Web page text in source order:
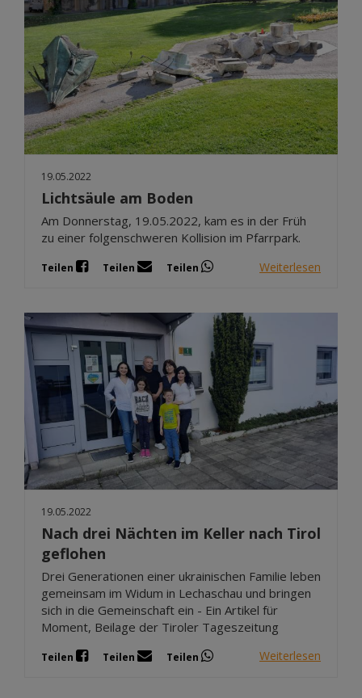
19.05.2022
Lichtsäule am Boden
Am Donnerstag, 19.05.2022, kam es in der Früh
zu einer folgenschweren Kollision im Pfarrpark.
Teilen Teilen Teilen Weiterlesen
19.05.2022
Nach drei Nächten im Keller nach Tirol
geflohen
Drei Generationen einer ukrainischen Familie leben
gemeinsam im Widum in Lechaschau und bringen
sich in die Gemeinschaft ein - Ein Artikel für
Moment, Beilage der Tiroler Tageszeitung
Teilen Teilen Teilen Weiterlesen